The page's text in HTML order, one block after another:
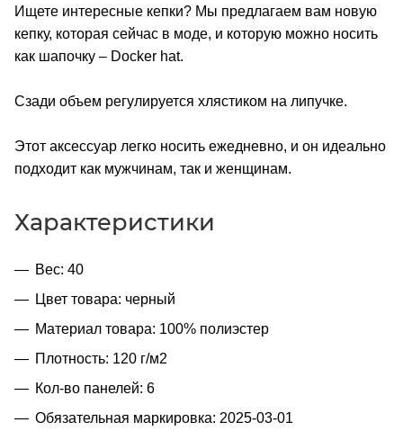
Ищете интересные кепки? Мы предлагаем вам новую
кепку, которая сейчас в моде, и которую можно носить
как шапочку – Docker hat.
Сзади объем регулируется хлястиком на липучке.
Этот аксессуар легко носить ежедневно, и он идеально
подходит как мужчинам, так и женщинам.
Характеристики
Вес: 40
Цвет товара: черный
Материал товара: 100% полиэстер
Плотность: 120 г/м2
Кол-во панелей: 6
Обязательная маркировка: 2025-03-01